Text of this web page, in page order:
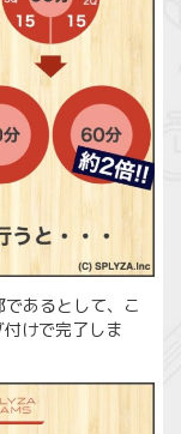
あるとして、こ
けで完了しま